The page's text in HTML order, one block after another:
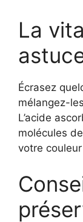
La
Écrasez
mélangez-
L’acide
molécules
votre